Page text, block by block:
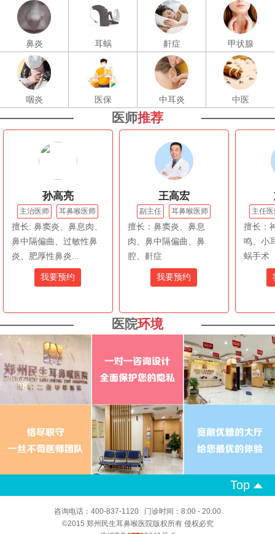
鼻炎 耳蜗 鼾症 甲状腺
咽炎 医保 中耳炎 中医
医师推荐
孙高亮
主治医师 耳鼻喉医师
擅长: 鼻窦炎、鼻息肉、
鼻中隔偏曲、过敏性鼻
炎、肥厚性鼻炎...
我要预约
王高宏
副主任 耳鼻喉医师
擅长：鼻窦炎、鼻息
肉、鼻中隔偏曲、鼻
腔、鼾症
我要预约
主任
擅长：
鸣、小
蜗手术
医院环境
Top
咨询电话：400-837-1120 门诊时间：8:00 - 20:00
©2015 郑州民生耳鼻喉医院版权所有 侵权必究